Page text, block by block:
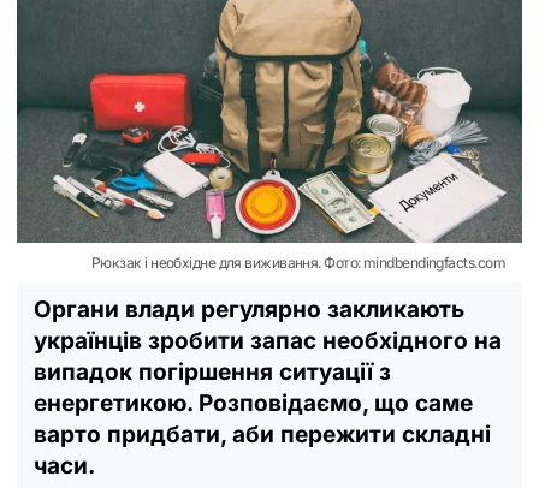
Рюкзак і необхідне для виживання. Фото: mindbendingfacts.com
Органи влади регулярно закликають
українців зробити запас необхідного на
випадок погіршення ситуації з
енергетикою. Розповідаємо, що саме
варто придбати, аби пережити складні
часи.